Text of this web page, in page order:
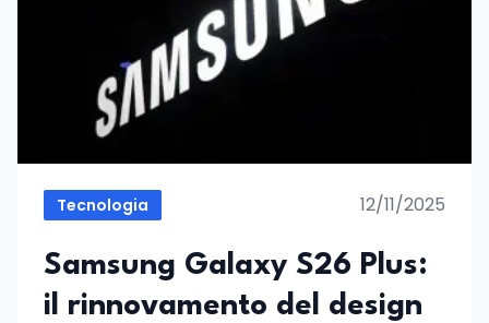
Tecnologia 12/11/2025
Samsung Galaxy S26 Plus:
il rinnovamento del design